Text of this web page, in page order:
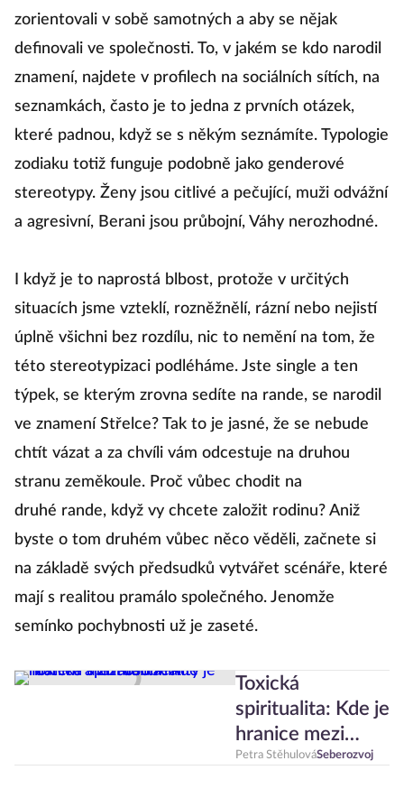
zorientovali v sobě samotných a aby se nějak
definovali ve společnosti. To, v jakém se kdo narodil
znamení, najdete v profilech na sociálních sítích, na
seznamkách, často je to jedna z prvních otázek,
které padnou, když se s někým seznámíte. Typologie
zodiaku totiž funguje podobně jako genderové
stereotypy. Ženy jsou citlivé a pečující, muži odvážní
a agresivní, Berani jsou průbojní, Váhy nerozhodné.
I když je to naprostá blbost, protože v určitých
situacích jsme vzteklí, rozněžnělí, rázní nebo nejistí
úplně všichni bez rozdílu, nic to nemění na tom, že
této stereotypizaci podléháme. Jste single a ten
týpek, se kterým zrovna sedíte na rande, se narodil
ve znamení Střelce? Tak to je jasné, že se nebude
chtít vázat a za chvíli vám odcestuje na druhou
stranu zeměkoule. Proč vůbec chodit na
druhé rande, když vy chcete založit rodinu? Aniž
byste o tom druhém vůbec něco věděli, začnete si
na základě svých předsudků vytvářet scénáře, které
mají s realitou pramálo společného. Jenomže
semínko pochybnosti už je zaseté.
Toxická
spiritualita: Kde je
hranice mezi
osobním růstem
Petra StěhulováSeberozvoj